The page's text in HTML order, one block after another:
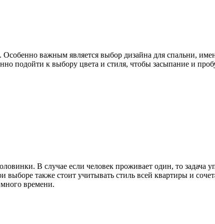
важным является выбор дизайна для спальни,
подойти к выбору цвета и стиля, чтобы засыпание и
В случае если человек проживает один, то задача
также стоит учитывать стиль всей квартиры и
времени.